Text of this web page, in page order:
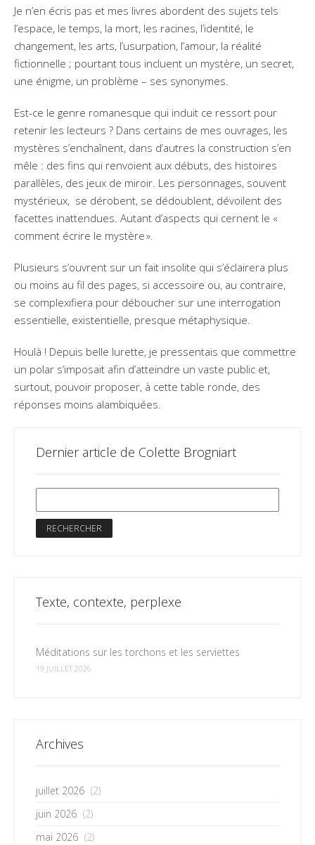
Je n’en écris pas et mes livres abordent des sujets tels
l’espace, le temps, la mort, les racines, l’identité, le
changement, les arts, l’usurpation, l’amour, la réalité
fictionnelle ; pourtant tous incluent un mystère, un secret,
une énigme, un problème – ses synonymes.
Est-ce le genre romanesque qui induit ce ressort pour
retenir les lecteurs ? Dans certains de mes ouvrages, les
mystères s’enchaînent, dans d’autres la construction s’en
mêle : des fins qui renvoient aux débuts, des histoires
parallèles, des jeux de miroir. Les personnages, souvent
mystérieux, se dérobent, se dédoublent, dévoilent des
facettes inattendues. Autant d’aspects qui cernent le «
comment écrire le mystère ».
Plusieurs s’ouvrent sur un fait insolite qui s’éclairera plus
ou moins au fil des pages, si accessoire ou, au contraire,
se complexifiera pour déboucher sur une interrogation
essentielle, existentielle, presque métaphysique.
Houlà ! Depuis belle lurette, je pressentais que commettre
un polar s’imposait afin d’atteindre un vaste public et,
surtout, pouvoir proposer, à cette table ronde, des
réponses moins alambiquées.
Dernier article de Colette Brogniart
Texte, contexte, perplexe
Méditations sur les torchons et les serviettes
19 JUILLET 2026
Archives
juillet 2026 (2)
juin 2026 (2)
mai 2026 (2)